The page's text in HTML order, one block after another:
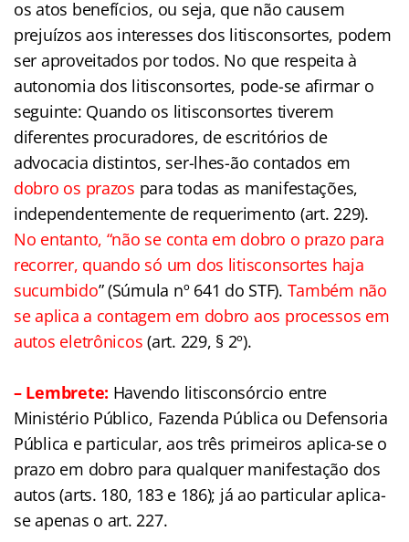
os atos benefícios, ou seja, que não causem
prejuízos aos interesses dos litisconsortes, podem
ser aproveitados por todos. No que respeita à
autonomia dos litisconsortes, pode-se afirmar o
seguinte: Quando os litisconsortes tiverem
diferentes procuradores, de escritórios de
advocacia distintos, ser-lhes-ão contados em
dobro os prazos para todas as manifestações,
independentemente de requerimento (art. 229).
No entanto, “não se conta em dobro o prazo para
recorrer, quando só um dos litisconsortes haja
sucumbido” (Súmula nº 641 do STF). Também não
se aplica a contagem em dobro aos processos em
autos eletrônicos (art. 229, § 2º).
– Lembrete: Havendo litisconsórcio entre
Ministério Público, Fazenda Pública ou Defensoria
Pública e particular, aos três primeiros aplica-se o
prazo em dobro para qualquer manifestação dos
autos (arts. 180, 183 e 186); já ao particular aplica-
se apenas o art. 227.